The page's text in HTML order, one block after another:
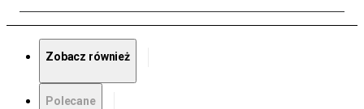
Zobacz również
Polecane